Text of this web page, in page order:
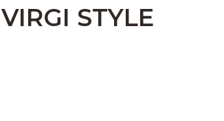
STYLE